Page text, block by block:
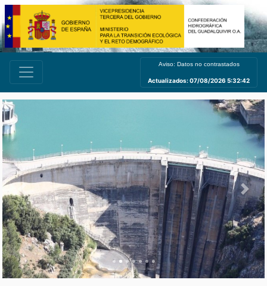
Aviso: Datos no contrastados
Actualizados: 07/08/2026 5:32:42
Previous Next